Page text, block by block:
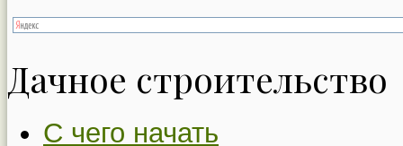
Дачное строительство
С чего начать